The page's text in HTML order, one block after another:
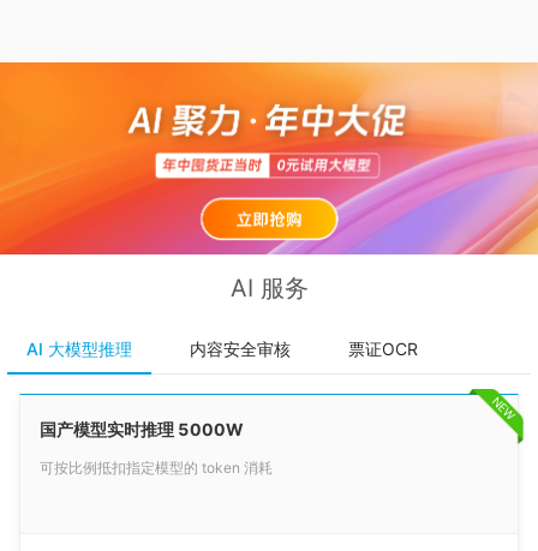
AI 服务
AI 大模型推理 内容安全审核 票证OCR
NEW
国产模型实时推理 5000W
可按比例抵扣指定模型的 token 消耗